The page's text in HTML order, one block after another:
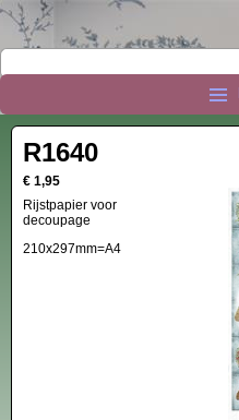
R1640
€ 1,95
Rijstpapier voor
decoupage
210x297mm=A4